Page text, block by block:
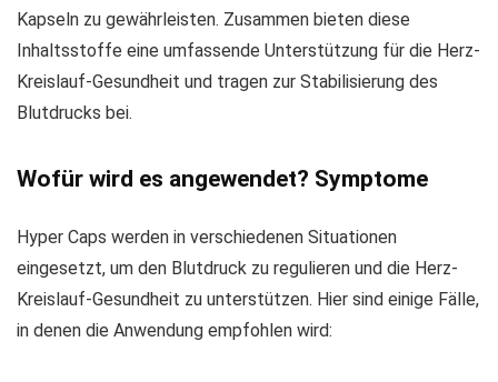
Kapseln zu gewährleisten. Zusammen bieten diese
Inhaltsstoffe eine umfassende Unterstützung für die Herz-
Kreislauf-Gesundheit und tragen zur Stabilisierung des
Blutdrucks bei.
Wofür wird es angewendet? Symptome
Hyper Caps werden in verschiedenen Situationen
eingesetzt, um den Blutdruck zu regulieren und die Herz-
Kreislauf-Gesundheit zu unterstützen. Hier sind einige Fälle,
in denen die Anwendung empfohlen wird: